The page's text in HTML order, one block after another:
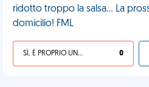
ridotto troppo la salsa... La
domicilio! FML
SÌ, È PROPRIO UNA VDM! 0